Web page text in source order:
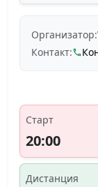
Организатор:
Контакт:
Старт
20:00
Дистанция